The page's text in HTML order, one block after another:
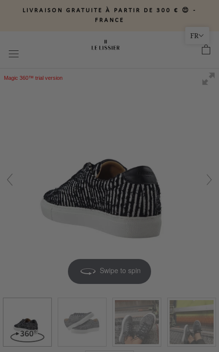
LIVRAISON GRATUITE À PARTIR DE 300 € 😍 -
FRANCE
Magic 360™ trial version
Swipe to spin
FR